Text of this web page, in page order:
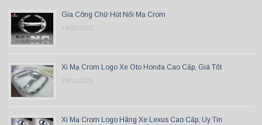
Gia Công Chữ Hút Nổi Mạ Crom
14/06/2021
Xi Mạ Crom Logo Xe Oto Honda Cao Cấp, Giá Tốt
29/12/2023
Xi Mạ Crom Logo Hãng Xe Lexus Cao Cấp, Uy Tín